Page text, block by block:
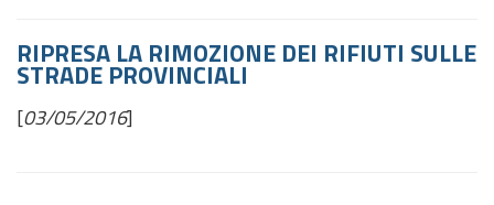
RIPRESA LA RIMOZIONE DEI RIFIUTI SULLE
STRADE PROVINCIALI
[03/05/2016]